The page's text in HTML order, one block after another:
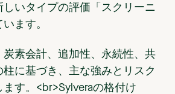
しいタイプの評価「スクリーニ
ます。
炭素会計、追加性、永続性、共
に基づき、主な強みとリスク
す。<br>Sylveraの格付け